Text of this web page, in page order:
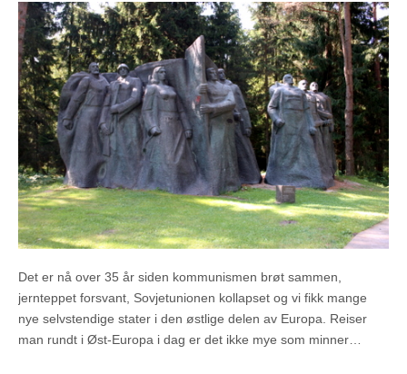
Det er nå over 35 år siden kommunismen brøt sammen,
jernteppet forsvant, Sovjetunionen kollapset og vi fikk mange
nye selvstendige stater i den østlige delen av Europa. Reiser
man rundt i Øst-Europa i dag er det ikke mye som minner…